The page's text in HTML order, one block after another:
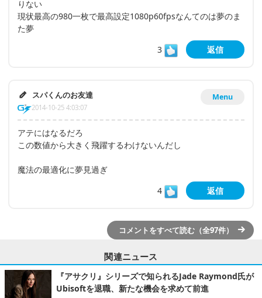
りない
現状最高の980一枚で最高設定1080p60fpsなんてのは夢のま
た夢
3
返信
Menu
スパくんのお友達
2014-10-25 4:03:07
アテにはなるだろ
この数値から大きく飛躍するわけないんだし
魔法の最適化に夢見過ぎ
4
返信
コメントをすべて読む（全97件）
関連ニュース
『アサクリ』シリーズで知られるJade Raymond氏が
Ubisoftを退職、新たな機会を求めて前進